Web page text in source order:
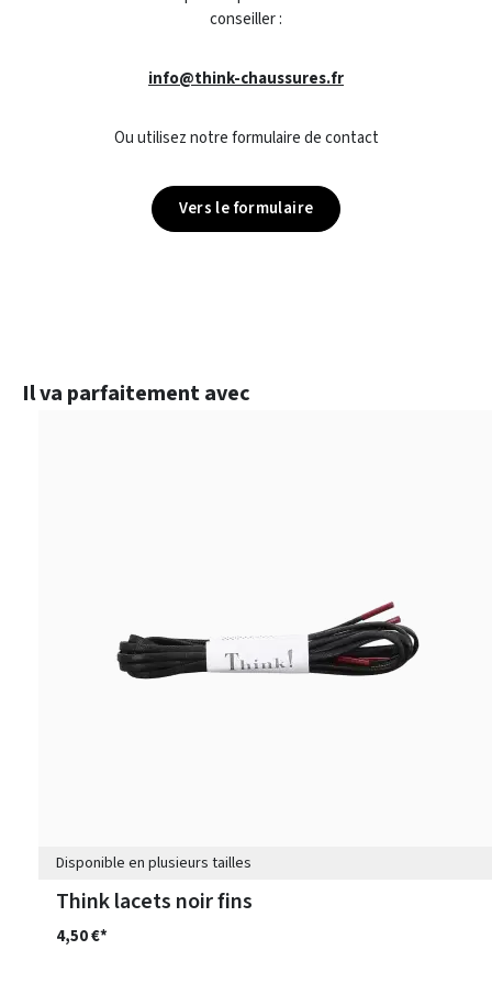
conseiller :
info@think-chaussures.fr
Ou utilisez notre formulaire de contact
Vers le formulaire
Ignorer la galerie de produits
Il va parfaitement avec
Disponible en plusieurs tailles
Think lacets noir fins
4,50 €*